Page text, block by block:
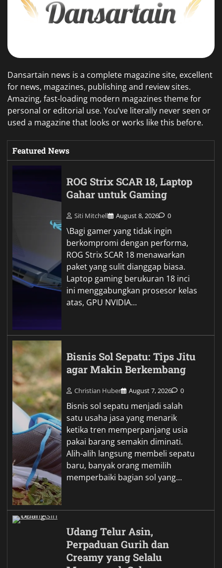
Dansartain news is a complete magazine site, excellent
for news, magazines, publishing and review sites.
Amazing, fast-loading modern magazines theme for
personal or editorial use. You’ve literally never seen or
used a magazine that looks or works like this before.
Featured News
ROG Strix SCAR 18, Laptop
Gahar untuk Gaming
Siti Mitchell August 8, 2026 0
\Bagi gamer yang tidak ingin
berkompromi dengan performa,
ROG Strix SCAR 18 menawarkan
paket yang sulit dianggap biasa.
Laptop gaming berukuran 18 inci
ini menggabungkan prosesor kelas
atas, GPU NVIDIA…
Bisnis Sol Sepatu: Tips Jitu
agar Makin Berkembang
Christian Huber August 7, 2026 0
Bisnis sol sepatu menjadi salah
satu usaha jasa yang menarik
ketika tren memperpanjang usia
pakai barang semakin diminati.
Alih-alih langsung membeli sepatu
baru, banyak orang memilih
memperbaiki bagian sol yang…
Udang Telur Asin,
Perpaduan Gurih dan
Creamy yang Selalu